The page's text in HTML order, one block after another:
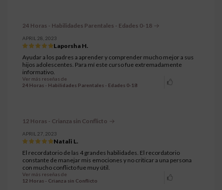
24 Horas - Habilidades Parentales - Edades 0-18
APRIL 28, 2023
Laporsha H.
Ayudar a los padres a aprender y comprender mucho mejor a sus
hijos adolescentes. Para mí este curso fue extremadamente
informativo.
Ver más reseñas de
24 Horas - Habilidades Parentales - Edades 0-18
12 Horas - Crianza sin Conflicto
APRIL 27, 2023
Natali L.
El recordatorio de las 4 grandes habilidades. El recordatorio
constante de manejar mis emociones y no criticar a una persona
con mucho conflicto fue muy útil.
Ver más reseñas de
12 Horas - Crianza sin Conflicto